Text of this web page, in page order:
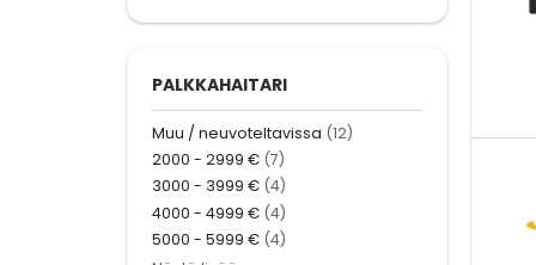
PALKKAHAITARI
Muu / neuvoteltavissa (12)
2000 - 2999 € (7)
3000 - 3999 € (4)
4000 - 4999 € (4)
5000 - 5999 € (4)